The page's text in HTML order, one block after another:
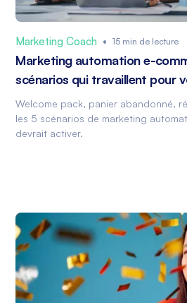
Marketing Coach • 15 min de lecture
Marketing automation e-
scénarios qui travaillent pour
Welcome pack, panier abandonné,
les 5 scénarios de marketing
devrait activer.